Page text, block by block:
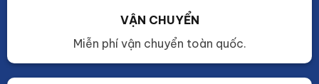
VẬN CHUYỂN
Miễn phí vận chuyển toàn quốc.